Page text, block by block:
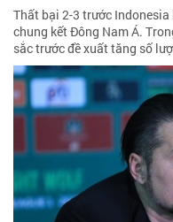
Thất bại 2-3 trước
chung kết Đông Nam Á.
sắc trước đề xuất tăng số